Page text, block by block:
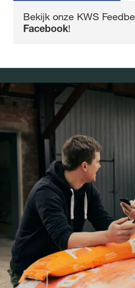
Bekijk onze KWS
Facebook!